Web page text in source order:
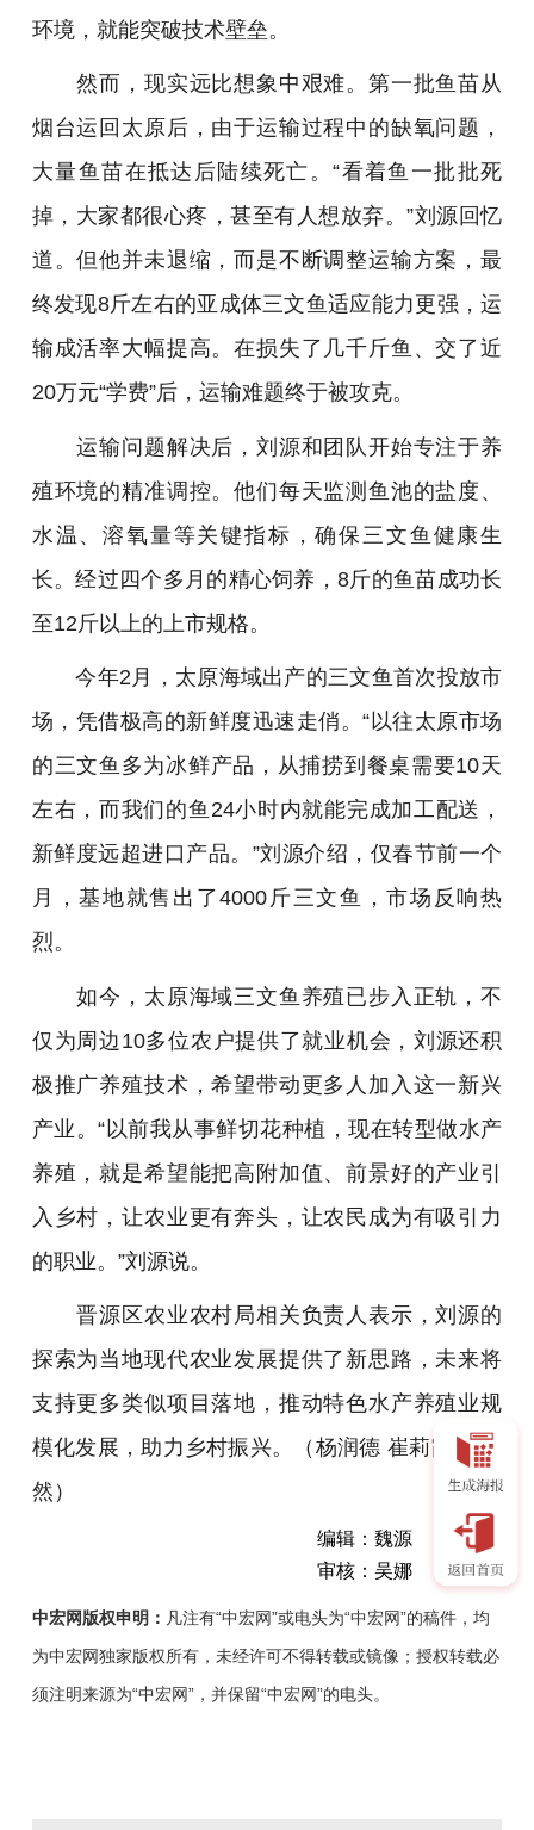
环境，就能突破技术壁垒。
然而，现实远比想象中艰难。第一批鱼苗从
烟台运回太原后，由于运输过程中的缺氧问题，
大量鱼苗在抵达后陆续死亡。“看着鱼一批批死
掉，大家都很心疼，甚至有人想放弃。”刘源回忆
道。但他并未退缩，而是不断调整运输方案，最
终发现8斤左右的亚成体三文鱼适应能力更强，运
输成活率大幅提高。在损失了几千斤鱼、交了近
20万元“学费”后，运输难题终于被攻克。
运输问题解决后，刘源和团队开始专注于养
殖环境的精准调控。他们每天监测鱼池的盐度、
水温、溶氧量等关键指标，确保三文鱼健康生
长。经过四个多月的精心饲养，8斤的鱼苗成功长
至12斤以上的上市规格。
今年2月，太原海域出产的三文鱼首次投放市
场，凭借极高的新鲜度迅速走俏。“以往太原市场
的三文鱼多为冰鲜产品，从捕捞到餐桌需要10天
左右，而我们的鱼24小时内就能完成加工配送，
新鲜度远超进口产品。”刘源介绍，仅春节前一个
月，基地就售出了4000斤三文鱼，市场反响热
烈。
如今，太原海域三文鱼养殖已步入正轨，不
仅为周边10多位农户提供了就业机会，刘源还积
极推广养殖技术，希望带动更多人加入这一新兴
产业。“以前我从事鲜切花种植，现在转型做水产
养殖，就是希望能把高附加值、前景好的产业引
入乡村，让农业更有奔头，让农民成为有吸引力
的职业。”刘源说。
晋源区农业农村局相关负责人表示，刘源的
探索为当地现代农业发展提供了新思路，未来将
支持更多类似项目落地，推动特色水产养殖业规
模化发展，助力乡村振兴。（杨润德 崔莉霞 杨雅
然）
编辑：魏源
审核：吴娜
中宏网版权申明： 凡注有“中宏网”或电头为“中宏网”的稿件，均
为中宏网独家版权所有，未经许可不得转载或镜像；授权转载必
须注明来源为“中宏网”，并保留“中宏网”的电头。